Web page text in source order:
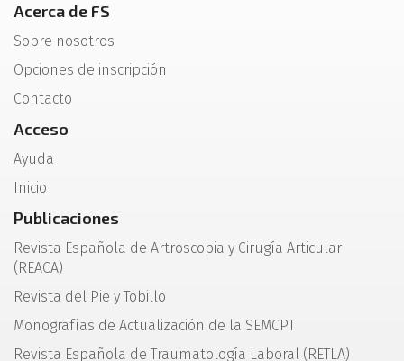
Acerca de FS
Sobre nosotros
Opciones de inscripción
Contacto
Acceso
Ayuda
Inicio
Publicaciones
Revista Española de Artroscopia y Cirugía Articular
(REACA)
Revista del Pie y Tobillo
Monografías de Actualización de la SEMCPT
Revista Española de Traumatología Laboral (RETLA)